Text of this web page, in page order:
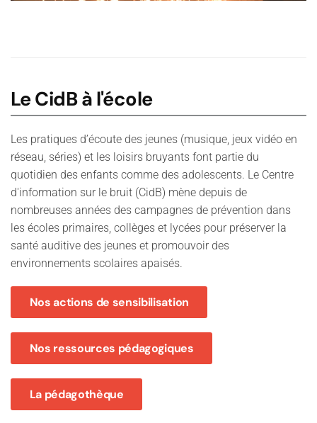
Le CidB à l'école
Les pratiques d’écoute des jeunes (musique, jeux vidéo en
réseau, séries) et les loisirs bruyants font partie du
quotidien des enfants comme des adolescents. Le Centre
d'information sur le bruit (CidB) mène depuis de
nombreuses années des campagnes de prévention dans
les écoles primaires, collèges et lycées pour préserver la
santé auditive des jeunes et promouvoir des
environnements scolaires apaisés.
Nos actions de sensibilisation
Nos ressources pédagogiques
La pédagothèque